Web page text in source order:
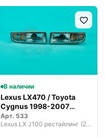
В наличии
Lexus LX470 / Toyota
Cygnus 1998-2007
белые туман…
Арт. 533
Lexus LX J100 рестайлинг (2002—2007)